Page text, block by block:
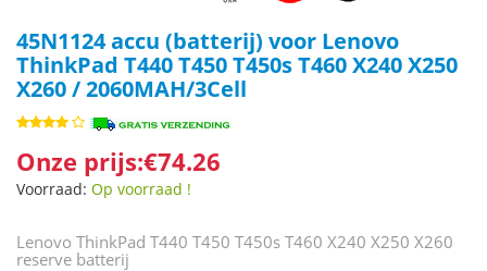
45N1124 accu (batterij) voor Lenovo
ThinkPad T440 T450 T450s T460 X240 X250
X260 / 2060MAH/3Cell
Onze prijs:€74.26
Voorraad: Op voorraad !
Lenovo ThinkPad T440 T450 T450s T460 X240 X250 X260
reserve batterij